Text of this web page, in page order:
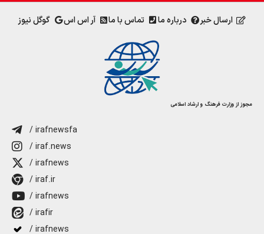
ارسال خبر درباره ما تماس با ما آر اس اس گوگل نیوز
مجوز از وزارت فرهنگ و ارشاد اسلامی
/ irafnewsfa
/ iraf.news
/ irafnews
/ iraf.ir
/ irafnews
/ irafir
/ irafnews